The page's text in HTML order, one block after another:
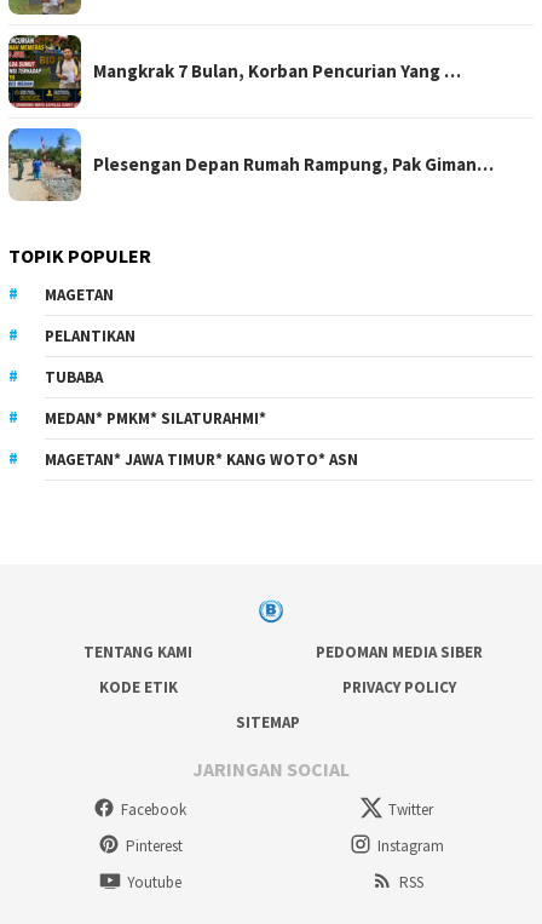
Mangkrak 7 Bulan, Korban Pencurian Yang …
Plesengan Depan Rumah Rampung, Pak Giman…
TOPIK POPULER
MAGETAN
PELANTIKAN
TUBABA
MEDAN* PMKM* SILATURAHMI*
MAGETAN* JAWA TIMUR* KANG WOTO* ASN
TENTANG KAMI
PEDOMAN MEDIA SIBER
KODE ETIK
PRIVACY POLICY
SITEMAP
JARINGAN SOCIAL
Facebook
Twitter
Pinterest
Instagram
Youtube
RSS